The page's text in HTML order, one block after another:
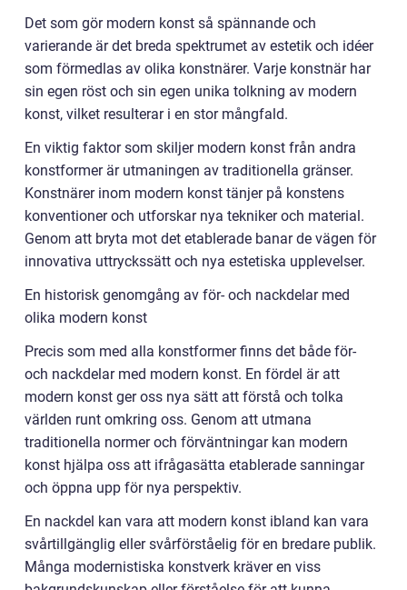
Det som gör modern konst så spännande och
varierande är det breda spektrumet av estetik och idéer
som förmedlas av olika konstnärer. Varje konstnär har
sin egen röst och sin egen unika tolkning av modern
konst, vilket resulterar i en stor mångfald.
En viktig faktor som skiljer modern konst från andra
konstformer är utmaningen av traditionella gränser.
Konstnärer inom modern konst tänjer på konstens
konventioner och utforskar nya tekniker och material.
Genom att bryta mot det etablerade banar de vägen för
innovativa uttryckssätt och nya estetiska upplevelser.
En historisk genomgång av för- och nackdelar med
olika modern konst
Precis som med alla konstformer finns det både för-
och nackdelar med modern konst. En fördel är att
modern konst ger oss nya sätt att förstå och tolka
världen runt omkring oss. Genom att utmana
traditionella normer och förväntningar kan modern
konst hjälpa oss att ifrågasätta etablerade sanningar
och öppna upp för nya perspektiv.
En nackdel kan vara att modern konst ibland kan vara
svårtillgänglig eller svårförståelig för en bredare publik.
Många modernistiska konstverk kräver en viss